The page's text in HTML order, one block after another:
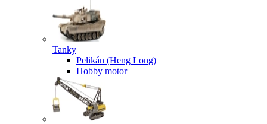
Tanky
Pelikán (Heng Long)
Hobby motor